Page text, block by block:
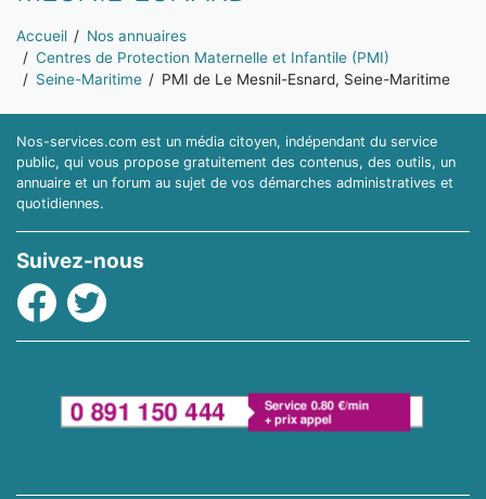
Vous êtes ici:
Accueil
Nos annuaires
Centres de Protection Maternelle et Infantile (PMI)
Seine-Maritime
PMI de Le Mesnil-Esnard, Seine-Maritime
Nos-services.com est un média citoyen, indépendant du service
public, qui vous propose gratuitement des contenus, des outils, un
annuaire et un forum au sujet de vos démarches administratives et
quotidiennes.
Suivez-nous
Facebook
Twitter